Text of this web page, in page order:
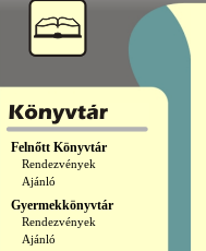
Felnőtt Könyvtár
Rendezvények
Ajánló
Gyermekkönyvtár
Rendezvények
Ajánló